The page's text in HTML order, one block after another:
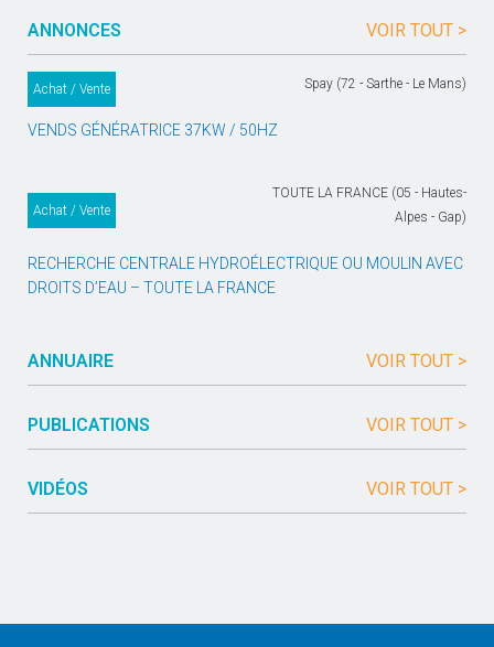
ANNONCES VOIR TOUT >
Achat / Vente Spay (72 - Sarthe - Le Mans)
VENDS GÉNÉRATRICE 37KW / 50HZ
Achat / Vente
TOUTE LA FRANCE (05 - Hautes-
Alpes - Gap)
RECHERCHE CENTRALE HYDROÉLECTRIQUE OU MOULIN AVEC
DROITS D’EAU – TOUTE LA FRANCE
ANNUAIRE VOIR TOUT >
PUBLICATIONS VOIR TOUT >
VIDÉOS VOIR TOUT >